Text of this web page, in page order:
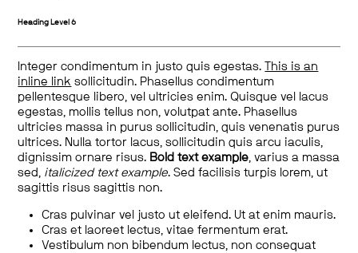
Heading Level 6
Integer condimentum in justo quis egestas.
This is an
inline link sollicitudin. Phasellus condimentum
pellentesque libero, vel ultricies enim. Quisque vel lacus
egestas, mollis tellus non, volutpat ante. Phasellus
ultricies massa in purus sollicitudin, quis venenatis purus
ultrices. Nulla tortor lacus, sollicitudin quis arcu iaculis,
dignissim ornare risus. Bold text example, varius a massa
sed, italicized text example. Sed facilisis turpis lorem, ut
sagittis risus sagittis non.
Cras pulvinar vel justo ut eleifend. Ut at enim mauris.
Cras et laoreet lectus, vitae fermentum erat.
Vestibulum non bibendum lectus, non consequat